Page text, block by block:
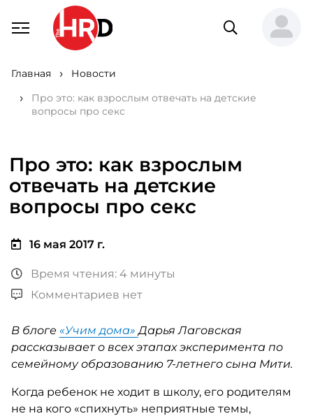
Главная
Новости
Про это: как взрослым отвечать на детские
вопросы про секс
Про это: как взрослым
отвечать на детские
вопросы про секс
16 мая 2017 г.
Время чтения: 4 минуты
Комментариев нет
В блоге «Учим дома»Дарья Лаговская
рассказывает о всех этапах эксперимента по
семейному образованию 7-летнего сына Мити.
Когда ребенок не ходит в школу, его родителям
не на кого «спихнуть» неприятные темы,